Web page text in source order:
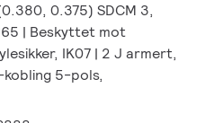
0.375) SDCM 3,
| Beskyttet mot
IK07 | 2 J armert,
kobling 5-pols,